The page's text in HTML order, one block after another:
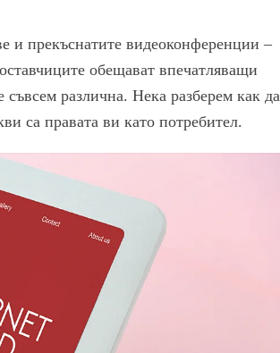
и прекъснатите видеоконференции –
обещават впечатляващи
различна. Нека разберем как да
са правата ви като потребител.